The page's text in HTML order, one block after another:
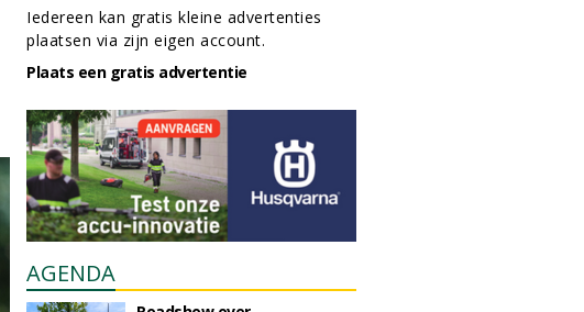
Iedereen kan gratis kleine advertenties
plaatsen via zijn eigen account.
Plaats een gratis advertentie
AGENDA